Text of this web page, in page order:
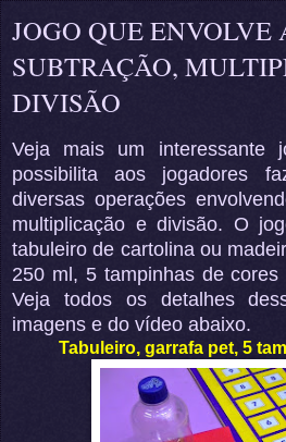
JOGO QUE ENVOLVE
SUBTRAÇÃO,
DIVISÃO
Veja mais um interessante
possibilita aos jogadores
diversas operações
multiplicação e divisão. O
tabuleiro de cartolina ou
250 ml, 5 tampinhas de
Veja todos os detalhes
imagens e do vídeo abaixo.
Tabuleiro, garrafa pet, 5